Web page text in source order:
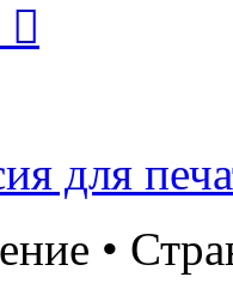
для
•